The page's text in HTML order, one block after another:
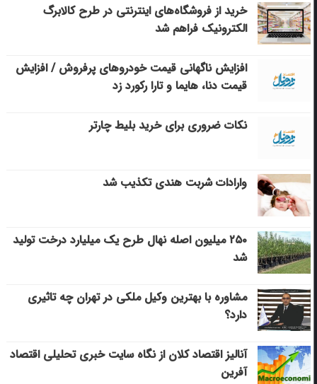
خرید از فروشگاه‌های اینترنتی در طرح کالابرگ
الکترونیک فراهم شد
افزایش ناگهانی قیمت خودروهای پرفروش / افزایش
قیمت دنا، هایما و تارا رکورد زد
نکات ضروری برای خرید بلیط چارتر
وارادات شربت هندی تکذیب شد
۲۵۰ میلیون اصله نهال طرح یک میلیارد درخت تولید
شد
مشاوره با بهترین وکیل ملکی در تهران چه تاثیری
دارد؟
آنالیز اقتصاد کلان از نگاه سایت خبری تحلیلی اقتصاد
آفرین